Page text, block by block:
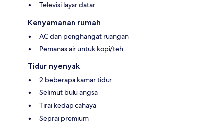
Televisi layar datar
Kenyamanan rumah
AC dan penghangat ruangan
Pemanas air untuk kopi/teh
Tidur nyenyak
2 beberapa kamar tidur
Selimut bulu angsa
Tirai kedap cahaya
Seprai premium